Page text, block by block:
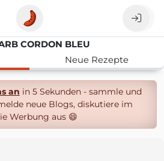
CORDON BLEU
Neue Rezepte
an in 5 Sekunden - sammle und
neue Blogs, diskutiere im
Werbung aus 😄